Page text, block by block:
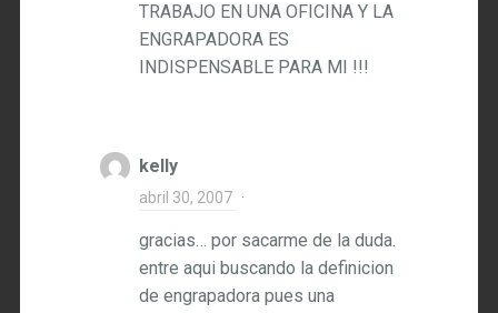
TRABAJO EN UNA OFICINA Y LA
ENGRAPADORA ES
INDISPENSABLE PARA MI !!!
kelly
abril 30, 2007 ·
gracias… por sacarme de la duda.
entre aqui buscando la definicion
de engrapadora pues una